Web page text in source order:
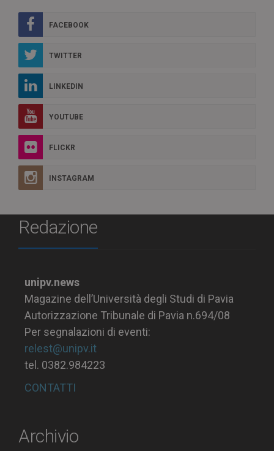
FACEBOOK
TWITTER
LINKEDIN
YOUTUBE
FLICKR
INSTAGRAM
Redazione
unipv.news
Magazine dell’Università degli Studi di Pavia
Autorizzazione Tribunale di Pavia n.694/08
Per segnalazioni di eventi:
relest@unipv.it
tel. 0382.984223
CONTATTI
Archivio